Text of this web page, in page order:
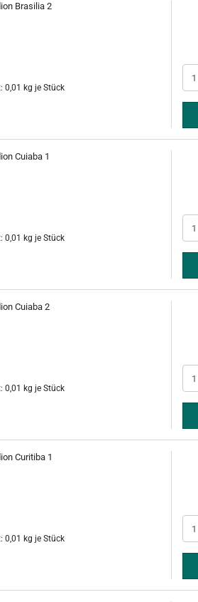
Brasilia 2
0,01 kg je Stück
Cuiaba 1
0,01 kg je Stück
Cuiaba 2
0,01 kg je Stück
Curitiba 1
0,01 kg je Stück